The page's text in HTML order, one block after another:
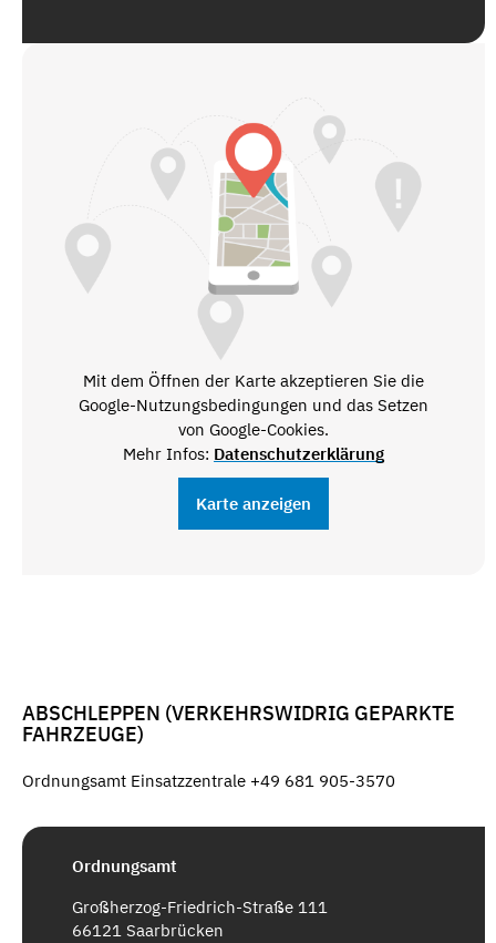
Mit dem Öffnen der Karte akzeptieren Sie die
Google-Nutzungsbedingungen und das Setzen
von Google-Cookies.
Mehr Infos: Datenschutzerklärung
Karte anzeigen
ABSCHLEPPEN (VERKEHRSWIDRIG GEPARKTE
FAHRZEUGE)
Ordnungsamt Einsatzzentrale +49 681 905-3570
Ordnungsamt
Großherzog-Friedrich-Straße 111
66121 Saarbrücken